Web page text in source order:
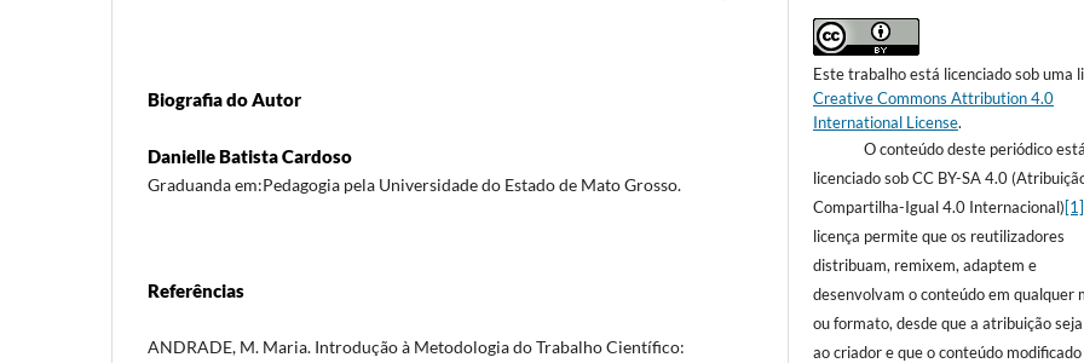
Biografia do Autor
Danielle Batista Cardoso
Graduanda em:Pedagogia pela Universidade do Estado de Mato Grosso.
Referências
ANDRADE, M. Maria. Introdução à Metodologia do Trabalho Científico:
Este trabalho está licenciado sob uma
Creative Commons Attribution 4.0
International License.
O conteúdo deste periódico está
licenciado sob CC BY-SA 4.0
Compartilha-Igual 4.0 Internacional)[1]
licença permite que os reutilizadores
distribuam, remixem, adaptem e
desenvolvam o conteúdo em qualquer
ou formato, desde que a atribuição
ao criador e que o conteúdo modificado